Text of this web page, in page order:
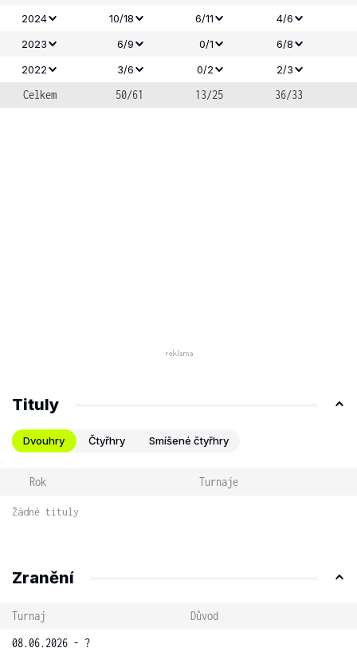
2024
10/18 6/11
4/6
2023
6/9 0/1
6/8
2022
3/6 0/2 2/3
Celkem 50/61 13/25 36/33
Tituly
Dvouhry Čtyřhry Smíšené čtyřhry
Rok Turnaje
Žádné tituly
Zranění
Turnaj
Důvod
08.06.2026 - ?